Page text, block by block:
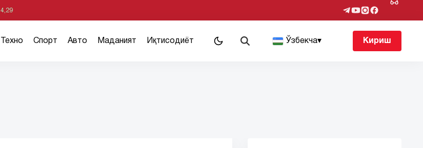
4,29
Техно Спорт Авто Маданият Иқтисодиёт Ўзбекча▾ Кириш